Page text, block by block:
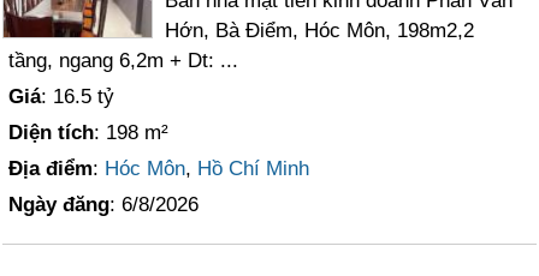
Hớn, Bà Điểm, Hóc Môn, 198m2,2
tầng, ngang 6,2m + Dt: ...
Giá: 16.5 tỷ
Diện tích: 198 m²
Địa điểm: Hóc Môn, Hồ Chí Minh
Ngày đăng: 6/8/2026